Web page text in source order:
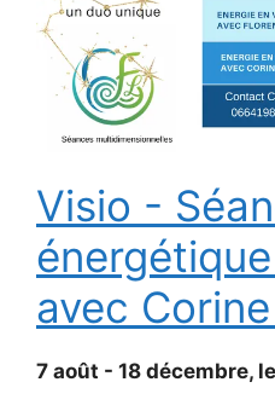
Visio -
avec Corine
7 août - 18 décembre,